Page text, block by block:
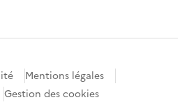
Mentions légales
Gestion des cookies